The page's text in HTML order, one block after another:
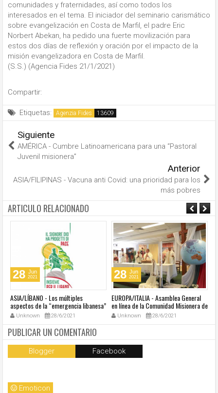
comunidades y fraternidades, así como todos los
interesados ​​en el tema. El iniciador del seminario carismático
sobre evangelización en Costa de Marfil, el padre Eric
Norbert Abekan, ha pedido una fuerte movilización para
estos dos días de reflexión y oración por el impacto de la
misión evangelizadora en Costa de Marfil.
(S.S.) (Agencia Fides 21/1/2021)
Compartir:
Etiquetas: Agenzia Fides
Siguiente
AMÉRICA - Cumbre Latinoamericana para una “Pastoral
Juvenil misionera”
Anterior
ASIA/FILIPINAS - Vacuna anti Covid: una prioridad para los
más pobres
ARTICULO RELACIONADO
28 Jun
2021
ASIA/LÍBANO - Los múltiples
aspectos de la “emergencia libanesa”
al centro de la cumbre eclesial
convocada por el Papa Francisco
Unknown 28/6/2021
28 Jun
2021
EUROPA/ITALIA - Asamblea General
en línea de la Comunidad Misionera de
Villaregia
Unknown 28/6/2021
PUBLICAR UN COMENTARIO
Blogger Facebook
Emoticon